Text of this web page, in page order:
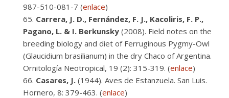
987-510-081-7 (enlace)
Carrera, J. D., Fernández, F. J., Kacoliris, F. P.,
Pagano, L. & I. Berkunsky (2008). Field notes on the
breeding biology and diet of Ferruginous Pygmy-Owl
(Glaucidium brasilianum) in the dry Chaco of Argentina.
Ornitología Neotropical, 19 (2): 315-319. (enlace)
Casares, J. (1944). Aves de Estanzuela. San Luis.
Hornero, 8: 379-463. (enlace)